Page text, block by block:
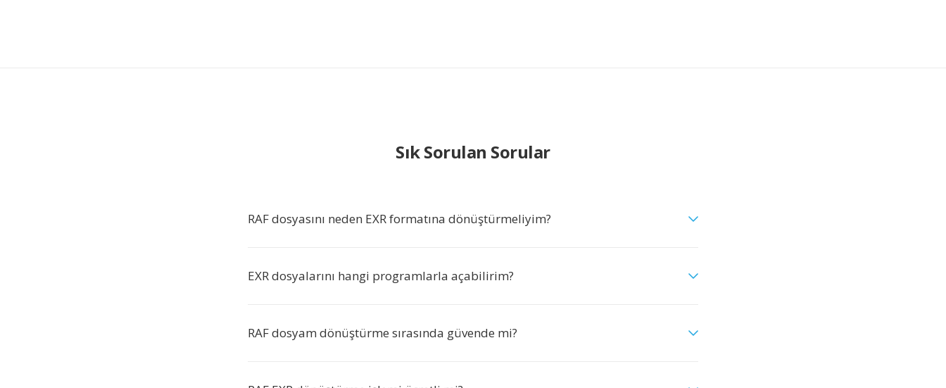
Sık Sorulan Sorular
RAF dosyasını neden EXR formatına dönüştürmeliyim?
EXR dosyalarını hangi programlarla açabilirim?
RAF dosyam dönüştürme sırasında güvende mi?